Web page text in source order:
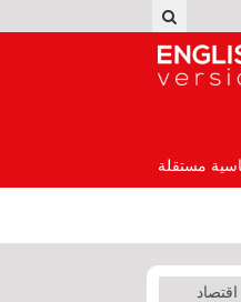
مستقلة
اقتصاد